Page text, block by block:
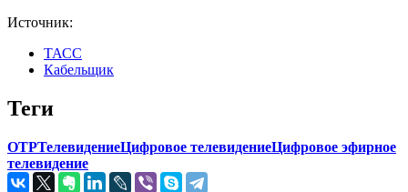
Источник:
ТАСС
Кабельщик
Теги
ОТРТелевидениеЦифровое телевидениеЦифровое эфирное
телевидение